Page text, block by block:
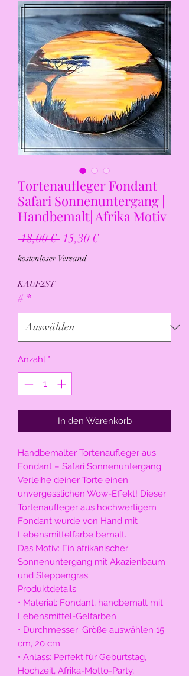
Tortenaufleger Fondant
Safari Sonnenuntergang |
Handbemalt| Afrika Motiv
18,00 € Standardpreis
15,30 €Sale-
kostenloser Versand
KAUF2ST
# *
Anzahl *
In den Warenkorb
Handbemalter Tortenaufleger aus
Fondant – Safari Sonnenuntergang
Verleihe deiner Torte einen
unvergesslichen Wow-Effekt! Dieser
Tortenaufleger aus hochwertigem
Fondant wurde von Hand mit
Lebensmittelfarbe bemalt.
Das Motiv: Ein afrikanischer
Sonnenuntergang mit Akazienbaum
und Steppengras.
Produktdetails:
• Material: Fondant, handbemalt mit
Lebensmittel-Gelfarben
• Durchmesser: Größe auswählen 15
cm, 20 cm
• Anlass: Perfekt für Geburtstag,
Hochzeit, Afrika-Motto-Party,